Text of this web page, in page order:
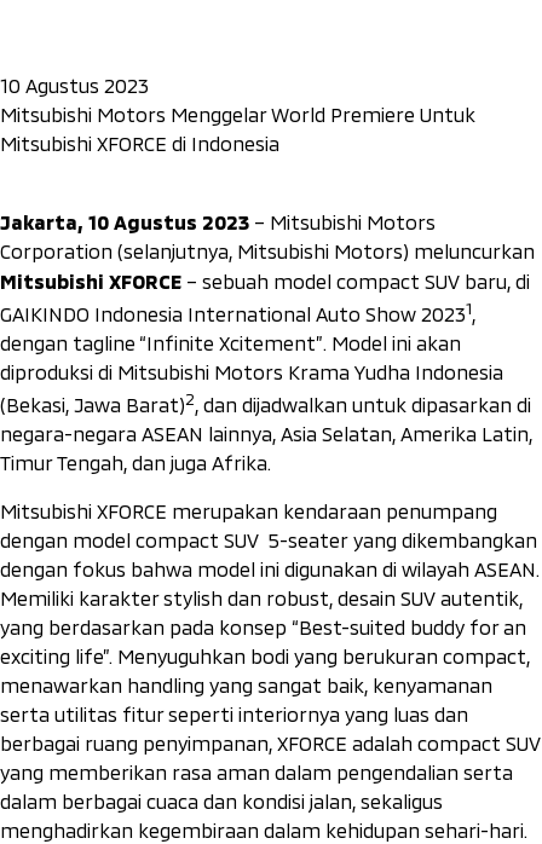
10 Agustus 2023
Mitsubishi Motors Menggelar World Premiere Untuk
Mitsubishi XFORCE di Indonesia
Jakarta, 10 Agustus 2023 – Mitsubishi Motors
Corporation (selanjutnya, Mitsubishi Motors) meluncurkan
Mitsubishi XFORCE – sebuah model compact SUV baru, di
GAIKINDO Indonesia International Auto Show 20231,
dengan tagline “Infinite Xcitement”. Model ini akan
diproduksi di Mitsubishi Motors Krama Yudha Indonesia
(Bekasi, Jawa Barat)2, dan dijadwalkan untuk dipasarkan di
negara-negara ASEAN lainnya, Asia Selatan, Amerika Latin,
Timur Tengah, dan juga Afrika.
Mitsubishi XFORCE merupakan kendaraan penumpang
dengan model compact SUV 5-seater yang dikembangkan
dengan fokus bahwa model ini digunakan di wilayah ASEAN.
Memiliki karakterstylish dan robust, desain SUV autentik,
yang berdasarkan pada konsep “Best-suited buddy for an
exciting life”. Menyuguhkan bodi yang berukuran compact,
menawarkan handling yang sangat baik, kenyamanan
serta utilitas fitur seperti interiornya yang luas dan
berbagai ruang penyimpanan, XFORCE adalah compact SUV
yang memberikan rasa aman dalam pengendalian serta
dalam berbagai cuaca dan kondisi jalan, sekaligus
menghadirkan kegembiraan dalam kehidupan sehari-hari.